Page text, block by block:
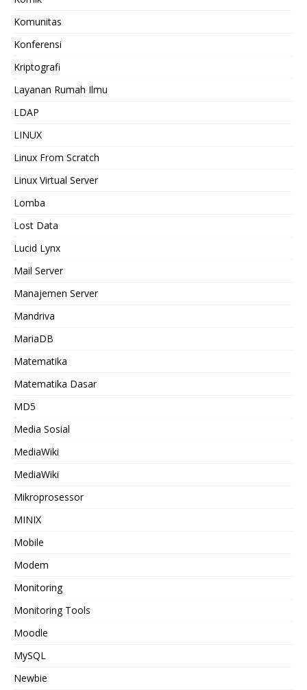
Komunitas
Konferensi
Kriptografi
Layanan Rumah Ilmu
LDAP
LINUX
Linux From Scratch
Linux Virtual Server
Lomba
Lost Data
Lucid Lynx
Mail Server
Manajemen Server
Mandriva
MariaDB
Matematika
Matematika Dasar
MD5
Media Sosial
MediaWiki
MediaWiki
Mikroprosessor
MINIX
Mobile
Modem
Monitoring
Monitoring Tools
Moodle
MySQL
Newbie